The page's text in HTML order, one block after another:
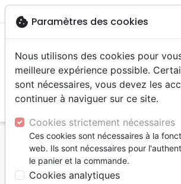
menu
Accueil Editeurs Lettres aux
Lettres aux Nations
cookie Paramètres des cookies
Nous utilisons des cookies pour
meilleure expérience possible.
sont nécessaires, vous devez les
continuer à naviguer sur ce site.
Cookies strictement nécessaires
Ces cookies sont nécessaires à la
web. Ils sont nécessaires pour
le panier et la commande.
Cookies analytiques